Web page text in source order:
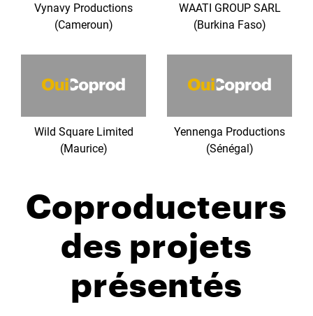
Vynavy Productions
(Cameroun)
WAATI GROUP SARL
(Burkina Faso)
Wild Square Limited
(Maurice)
Yennenga Productions
(Sénégal)
Coproducteurs
des projets
présentés